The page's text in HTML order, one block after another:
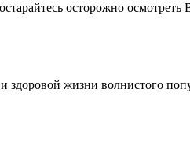
осторожно
здоровой жизни волнистого